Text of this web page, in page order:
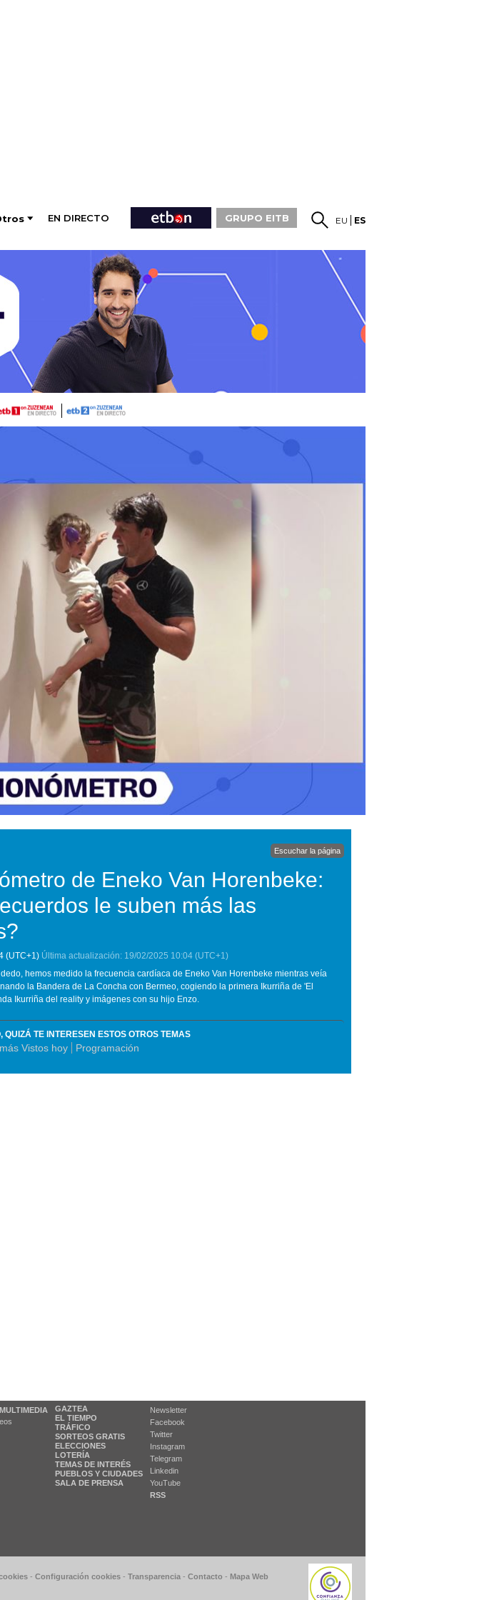
EN DIRECTO GRUPO EITB EU ES
Escuchar la página
de Eneko Van Horenbeke:
le suben más las
(UTC+1) Última actualización: 19/02/2025 10:04 (UTC+1)
hemos medido la frecuencia cardíaca de Eneko Van Horenbeke mientras veía
la Bandera de La Concha con Bermeo, cogiendo la primera Ikurriña de 'El
Ikurriña del reality y imágenes con su hijo Enzo.
QUIZÁ TE INTERESEN ESTOS OTROS TEMAS
Vistos hoy Programación
GAZTEA
EL TIEMPO
TRÁFICO
SORTEOS GRATIS
ELECCIONES
LOTERÍA
TEMAS DE INTERÉS
PUEBLOS Y CIUDADES
SALA DE PRENSA
Newsletter
Facebook
Twitter
Instagram
Telegram
Linkedin
YouTube
RSS
- Configuración cookies - Transparencia - Contacto - Mapa Web